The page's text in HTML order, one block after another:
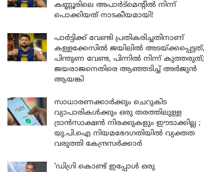
കണ്ണൂരിലെ അപാർട്മെന്റിൽ നിന്ന്
പൊക്കിയത് നാടകീയമായി!
പാർട്ടിക്ക് വേണ്ടി പ്രതികരിച്ചതിനാണ്
കള്ളക്കേസിൽ ജയിലിൽ അടയ്ക്കപ്പെട്ടത്,
പിന്തുണ വേണ്ട, പിന്നിൽ നിന്ന് കുത്തരുത്;
ജയരാജനെതിരെ ആഞ്ഞടിച്ച് അർജുൻ
ആയങ്കി
സാധാരണക്കാർക്കും ചെറുകിട
വ്യാപാരികൾക്കും ഒരു തരത്തിലുള്ള
ട്രാൻസാക്ഷൻ നിരക്കുകളും ഈടാക്കില്ല ;
യു.പി.ഐ നിയമഭേദഗതിയിൽ വ്യക്തത
വരുത്തി കേന്ദ്രസർക്കാർ
‘ഡിഗ്രി കൊണ്ട് ഇപ്പോൾ ഒരു